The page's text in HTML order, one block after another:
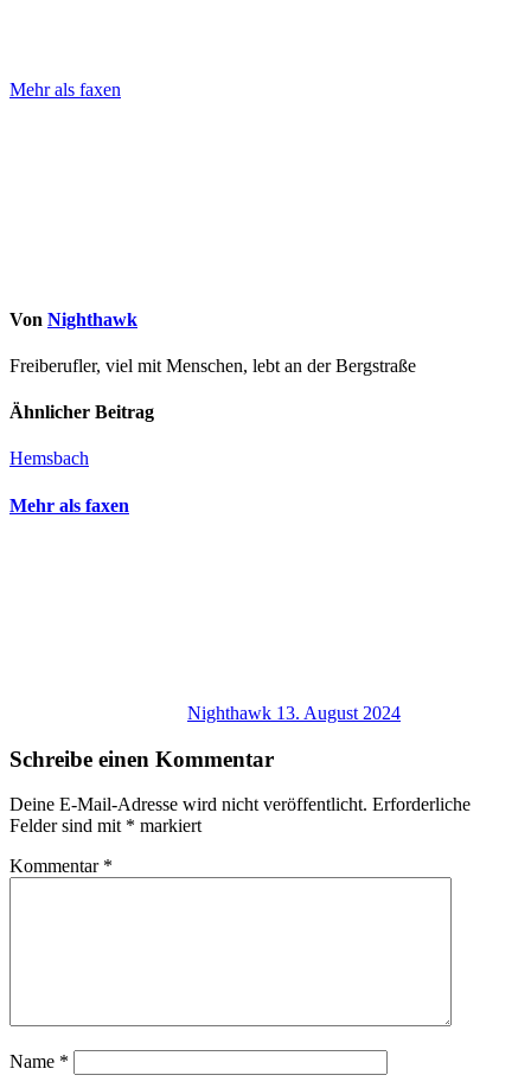
Beitragsnavigation
Mehr als faxen
Von Nighthawk
Freiberufler, viel mit Menschen, lebt an der Bergstraße
Ähnlicher Beitrag
Hemsbach
Mehr als faxen
Nighthawk 13. August 2024
Schreibe einen Kommentar
Deine E-Mail-Adresse wird nicht veröffentlicht. Erforderliche
Felder sind mit * markiert
Kommentar *
Name *